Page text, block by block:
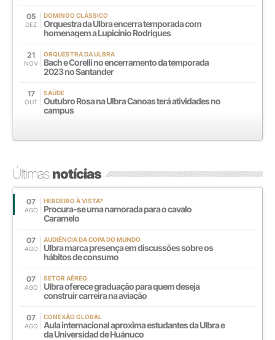
05
DEZ
DOMINGO CLÁSSICO
Orquestra da Ulbra encerra temporada com
homenagem a Lupicínio Rodrigues
21
NOV
ORQUESTRA DA ULBRA
Bach e Corelli no encerramento da temporada
2023 no Santander
17
OUT
SAÚDE
Outubro Rosa na Ulbra Canoas terá atividades no
campus
Últimasnotícias
07
AGO
HERDEIRO À VISTA?
Procura-se uma namorada para o cavalo
Caramelo
07
AGO
AUDIÊNCIA DA COPA DO MUNDO
Ulbra marca presença em discussões sobre os
hábitos de consumo
07
AGO
SETOR AÉREO
Ulbra oferece graduação para quem deseja
construir carreira na aviação
07
AGO
CONEXÃO GLOBAL
Aula internacional aproxima estudantes da Ulbra e
da Universidad de Huánuco